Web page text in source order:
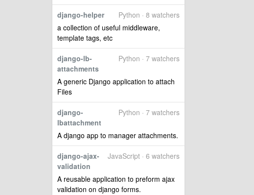
Python · 8 watchers
django-helper
a collection of useful middleware,
template tags, etc
Python · 7 watchers
django-lb-
attachments
A generic Django application to attach
Files
Python · 7 watchers
django-
lbattachment
A django app to manager attachments.
JavaScript · 6 watchers
django-ajax-
validation
A reusable application to preform ajax
validation on django forms.